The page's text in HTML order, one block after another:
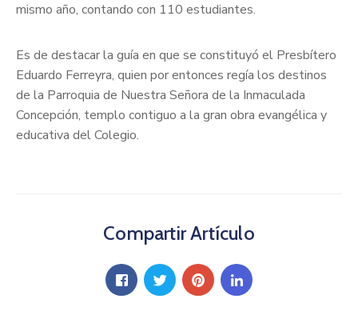
mismo año, contando con 110 estudiantes.
Es de destacar la guía en que se constituyó el Presbítero
Eduardo Ferreyra, quien por entonces regía los destinos
de la Parroquia de Nuestra Señora de la Inmaculada
Concepción, templo contiguo a la gran obra evangélica y
educativa del Colegio.
Compartir Artículo